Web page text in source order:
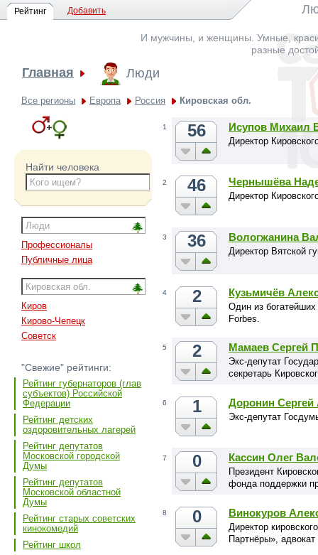
Рейтинг Добавить
И мужчины, и женщины. Умные,
разные
Главная Люди
Все регионы Европа Россия Кировская обл.
Найти человека
Профессионалы
Публичные лица
Киров
Кирово-Чепецк
Советск
"Свежие" рейтинги:
Рейтинг губернаторов (глав
субъектов) Российской
Федерации
Рейтинг детских
оздоровительных лагерей
Рейтинг депутатов
Московской городской
Думы
Рейтинг депутатов
Московской областной
Думы
Рейтинг старых советских
кинокомедий
Рейтинг школ
1 56 Исупов Михаил
Директор
2 46 Чернышёва
Директор
3 36 Вологжанина
Директор Вятской
4 2 Кузьмичёв
Один из
Forbes.
5 2 Мамаев Сергей
Экс-депутат
секретарь
6 1 Доронин Сергей
Экс-депутат
7 0 Кассин Олег
Президент
фонда поддержки
8 0 Винокуров
Директор
Партнёры», адвокат